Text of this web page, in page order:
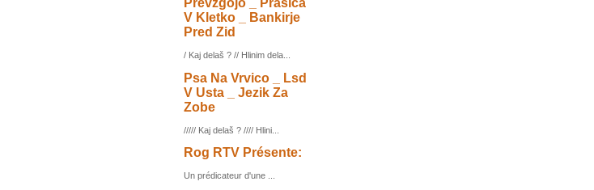
Prevzgojo _ Prašiča
V Kletko _ Bankirje
Pred Zid
/ Kaj delaš ? // Hlinim dela...
Psa Na Vrvico _ Lsd
V Usta _ Jezik Za
Zobe
///// Kaj delaš ? //// Hlini...
Rog RTV Présente:
Un prédicateur d'une ...